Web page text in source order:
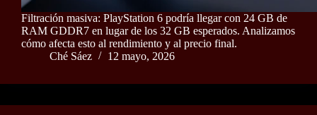
Filtración masiva: PlayStation 6 podría llegar con 24 GB de
RAM GDDR7 en lugar de los 32 GB esperados. Analizamos
cómo afecta esto al rendimiento y al precio final.
Ché Sáez
12 mayo, 2026